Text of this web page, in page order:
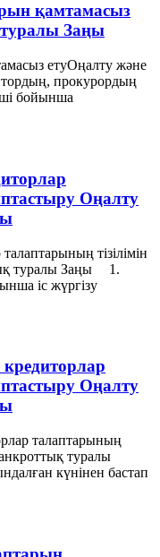
қамтамасыз
Заңы
етуОңалту және
прокурордың
бойынша
Оңалту
тізілімін
туралы Заңы 1.
іс жүргізу
кредиторлар
Оңалту
талаптарының
туралы
күнінен бастап